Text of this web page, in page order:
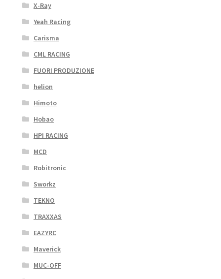
X-Ray
Yeah Racing
Carisma
CML RACING
FUORI PRODUZIONE
helion
Himoto
Hobao
HPI RACING
MCD
Robitronic
Sworkz
TEKNO
TRAXXAS
EAZYRC
Maverick
MUC-OFF